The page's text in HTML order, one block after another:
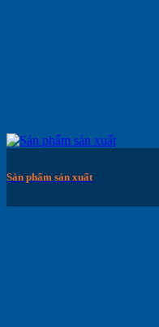
Sản phẩm sản xuất